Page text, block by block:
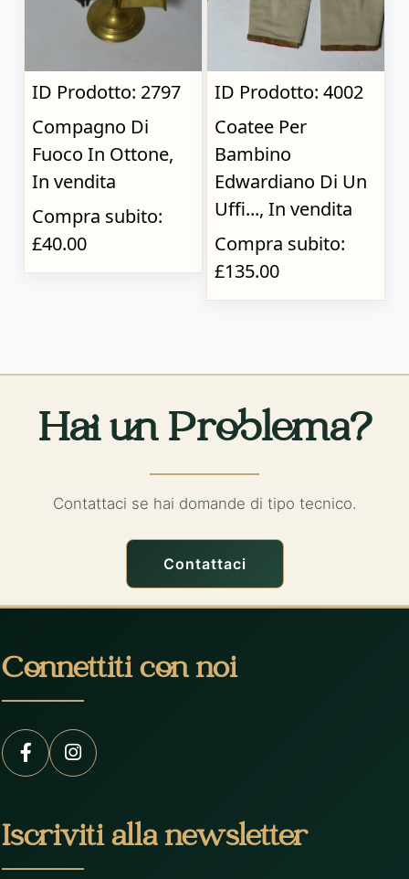
ID Prodotto: 2797
Compagno Di
Fuoco In Ottone,
In vendita
Compra subito:
£40.00
ID Prodotto: 4002
Coatee Per
Bambino
Edwardiano Di Un
Uffi..., In vendita
Compra subito:
£135.00
Hai un Problema?
Contattaci se hai domande di tipo tecnico.
Contattaci
Connettiti con noi
Iscriviti alla newsletter